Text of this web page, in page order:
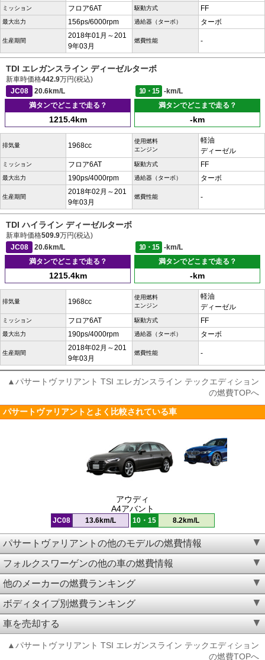
ミッション フロア6AT 駆動方式 FF
最大出力 156ps/6000rpm 過給器（ターボ） ターボ
生産期間
2018年01月～201
9年03月
燃費性能 -
TDI エレガンスライン ディーゼルターボ
新車時価格442.9万円(税込)
JC08
20.6km/L 10・15
-km/L
満タンでどこまで走る？
1215.4km
満タンでどこまで走る？
-km
排気量 1968cc
使用燃料
エンジン
軽油
ディーゼル
ミッション フロア6AT 駆動方式 FF
最大出力 190ps/4000rpm 過給器（ターボ） ターボ
生産期間
2018年02月～201
9年03月
燃費性能 -
TDI ハイライン ディーゼルターボ
新車時価格509.9万円(税込)
JC08
20.6km/L 10・15
-km/L
満タンでどこまで走る？
1215.4km
満タンでどこまで走る？
-km
排気量 1968cc
使用燃料
エンジン
軽油
ディーゼル
ミッション フロア6AT 駆動方式 FF
最大出力 190ps/4000rpm 過給器（ターボ） ターボ
生産期間
2018年02月～201
9年03月
燃費性能 -
▲パサートヴァリアント TSI エレガンスライン テックエディション
の燃費TOPへ
パサートヴァリアントとよく比較されている車
アウディ
A4アバント
JC08 13.6km/L 10・15 8.2km/L
パサートヴァリアントの他のモデルの燃費情報
フォルクスワーゲンの他の車の燃費情報
他のメーカーの燃費ランキング
ボディタイプ別燃費ランキング
車を売却する
▲パサートヴァリアント TSI エレガンスライン テックエディション
の燃費TOPへ